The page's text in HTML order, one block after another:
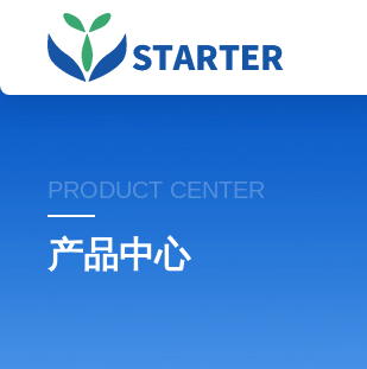
PRODUCT CENTER
产品中心